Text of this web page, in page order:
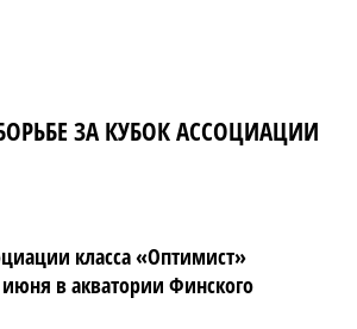
ЗА КУБОК АССОЦИАЦИИ
класса «Оптимист»
в акватории Финского